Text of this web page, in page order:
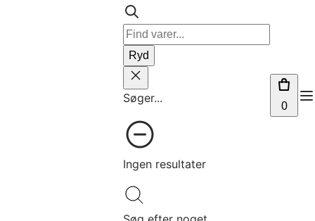
Ryd
Søger...
Ingen resultater
0